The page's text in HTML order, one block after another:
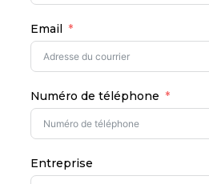
Email
Numéro de téléphone
Entreprise